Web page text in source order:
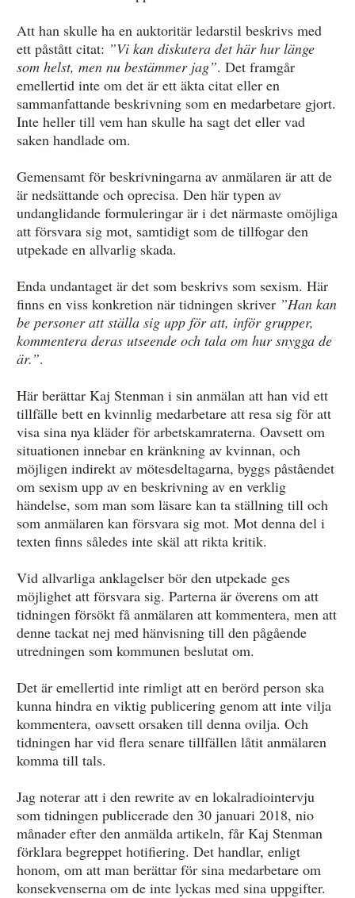
Att han skulle ha en auktoritär ledarstil beskrivs med
ett påstått citat: ”Vi kan diskutera det här hur länge
som helst, men nu bestämmer jag”. Det framgår
emellertid inte om det är ett äkta citat eller en
sammanfattande beskrivning som en medarbetare gjort.
Inte heller till vem han skulle ha sagt det eller vad
saken handlade om.
Gemensamt för beskrivningarna av anmälaren är att de
är nedsättande och oprecisa. Den här typen av
undanglidande formuleringar är i det närmaste omöjliga
att försvara sig mot, samtidigt som de tillfogar den
utpekade en allvarlig skada.
Enda undantaget är det som beskrivs som sexism. Här
finns en viss konkretion när tidningen skriver ”Han kan
be personer att ställa sig upp för att, inför grupper,
kommentera deras utseende och tala om hur snygga de
är.”.
Här berättar Kaj Stenman i sin anmälan att han vid ett
tillfälle bett en kvinnlig medarbetare att resa sig för att
visa sina nya kläder för arbetskamraterna. Oavsett om
situationen innebar en kränkning av kvinnan, och
möjligen indirekt av mötesdeltagarna, byggs påståendet
om sexism upp av en beskrivning av en verklig
händelse, som man som läsare kan ta ställning till och
som anmälaren kan försvara sig mot. Mot denna del i
texten finns således inte skäl att rikta kritik.
Vid allvarliga anklagelser bör den utpekade ges
möjlighet att försvara sig. Parterna är överens om att
tidningen försökt få anmälaren att kommentera, men att
denne tackat nej med hänvisning till den pågående
utredningen som kommunen beslutat om.
Det är emellertid inte rimligt att en berörd person ska
kunna hindra en viktig publicering genom att inte vilja
kommentera, oavsett orsaken till denna ovilja. Och
tidningen har vid flera senare tillfällen låtit anmälaren
komma till tals.
Jag noterar att i den rewrite av en lokalradiointervju
som tidningen publicerade den 30 januari 2018, nio
månader efter den anmälda artikeln, får Kaj Stenman
förklara begreppet hotifiering. Det handlar, enligt
honom, om att man berättar för sina medarbetare om
konsekvenserna om de inte lyckas med sina uppgifter.